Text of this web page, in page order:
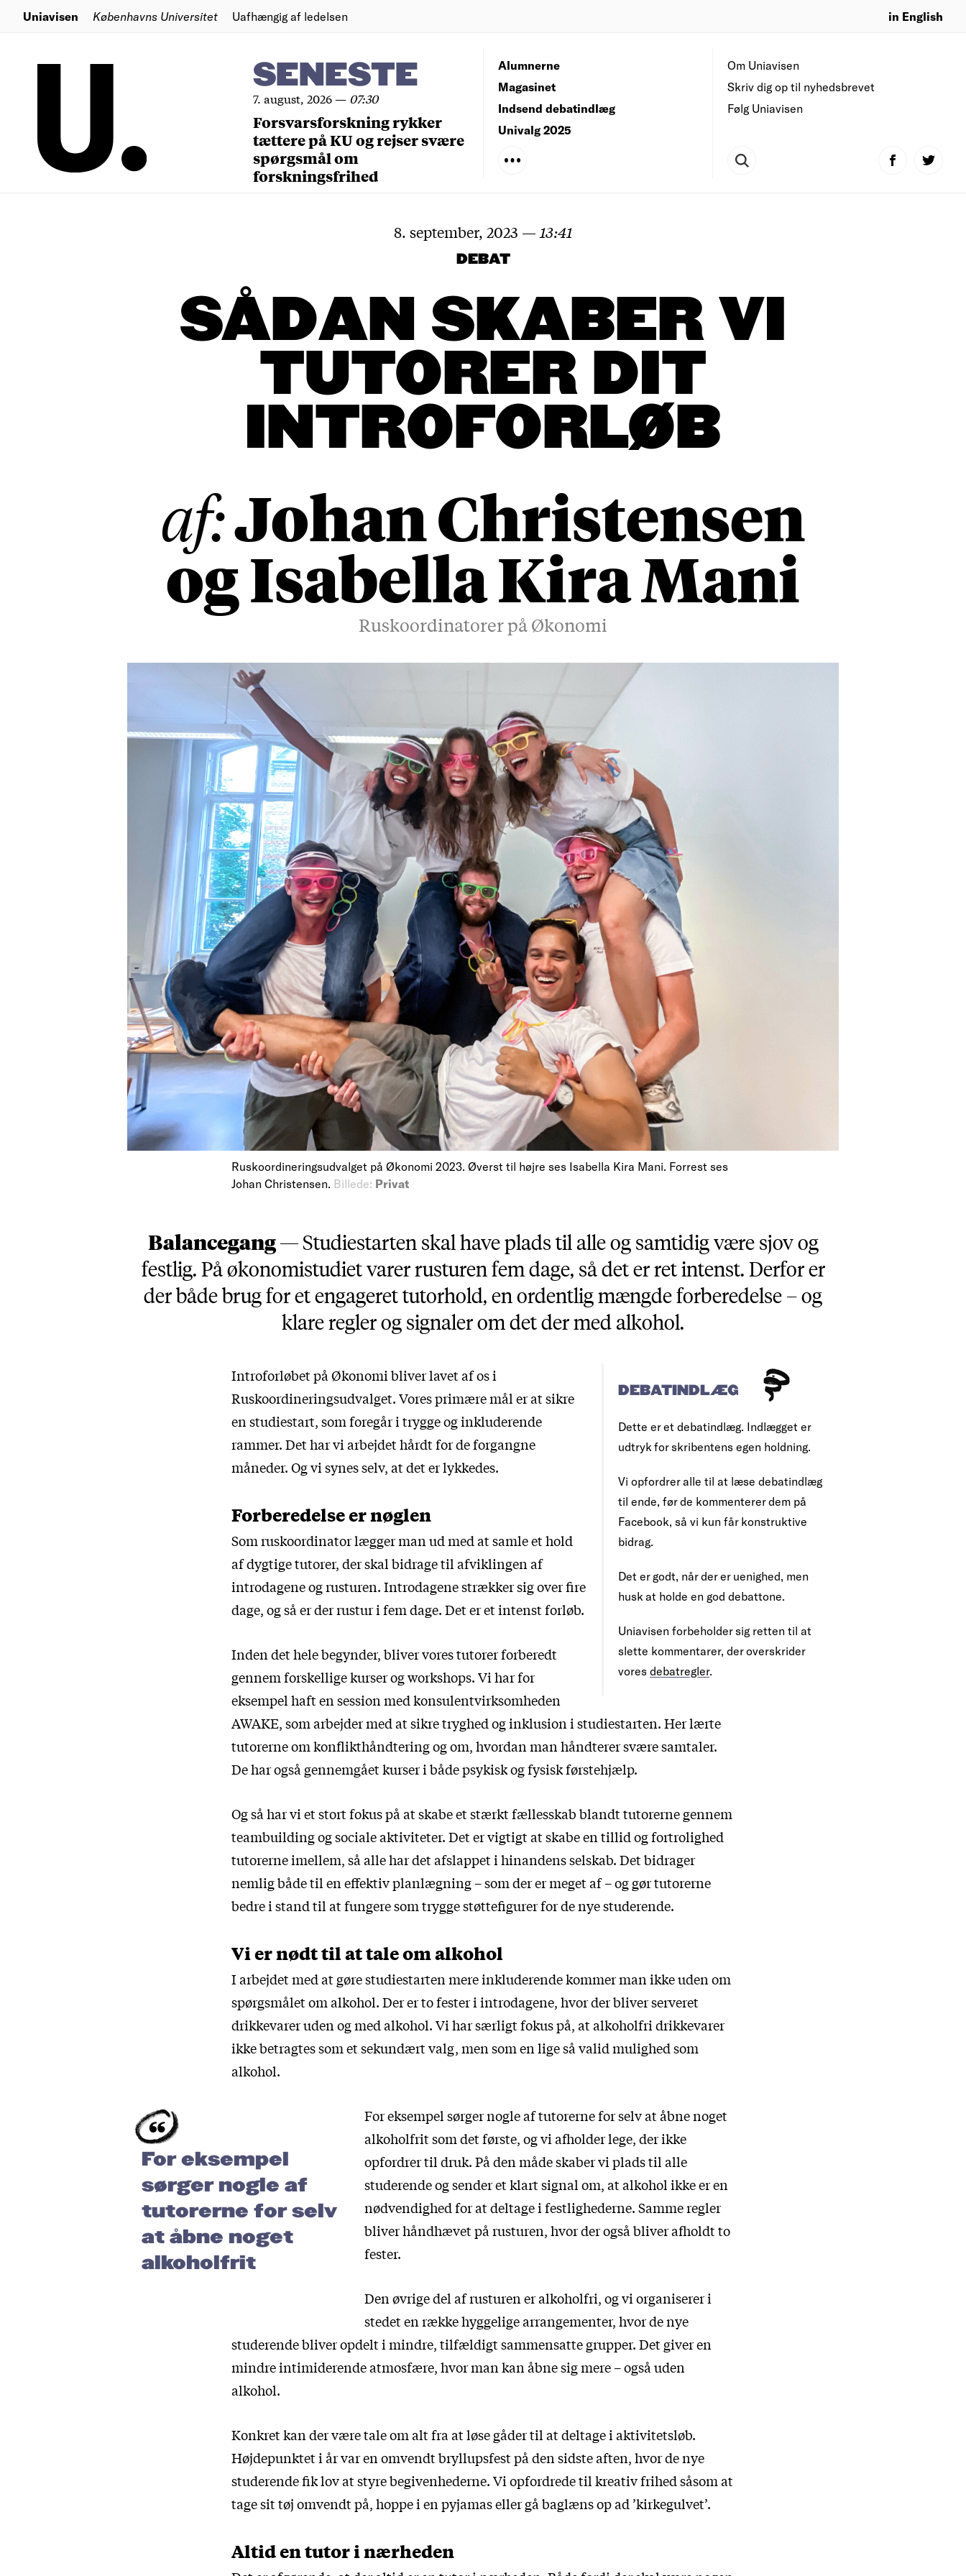
Uniavisen Københavns Universitet Uafhængig af ledelsen in English
SENESTE
7. august, 2026— 07:30
Forsvarsforskning rykker
tættere på KU og rejser svære
spørgsmål om
forskningsfrihed
Om Uniavisen
Skriv dig op til nyhedsbrevet
Følg Uniavisen
Alumnerne
Magasinet
Indsend debatindlæg
Univalg 2025
8. september, 2023 — 13:41
DEBAT
SÅDAN SKABER VI
TUTORER DIT
INTROFORLØB
af:Johan Christensen
og Isabella Kira Mani
Ruskoordinatorer på Økonomi
Ruskoordineringsudvalget på Økonomi 2023. Øverst til højre ses Isabella Kira Mani. Forrest ses
Johan Christensen. Billede: Privat
Balancegang — Studiestarten skal have plads til alle og samtidig være sjov og
festlig. På økonomistudiet varer rusturen fem dage, så det er ret intenst. Derfor er
der både brug for et engageret tutorhold, en ordentlig mængde forberedelse – og
klare regler og signaler om det der med alkohol.
DEBATINDLÆG
Dette er et debatindlæg. Indlægget er
udtryk for skribentens egen holdning.
Vi opfordrer alle til at læse debatindlæg
til ende, før de kommenterer dem på
Facebook, så vi kun får konstruktive
bidrag.
Det er godt, når der er uenighed, men
husk at holde en god debattone.
Uniavisen forbeholder sig retten til at
slette kommentarer, der overskrider
vores debatregler.
Introforløbet på Økonomi bliver lavet af os i
Ruskoordineringsudvalget. Vores primære mål er at sikre
en studiestart, som foregår i trygge og inkluderende
rammer. Det har vi arbejdet hårdt for de forgangne
måneder. Og vi synes selv, at det er lykkedes.
Forberedelse er nøglen
Som ruskoordinator lægger man ud med at samle et hold
af dygtige tutorer, der skal bidrage til afviklingen af
introdagene og rusturen. Introdagene strækker sig over fire
dage, og så er der rustur i fem dage. Det er et intenst forløb.
Inden det hele begynder, bliver vores tutorer forberedt
gennem forskellige kurser og workshops. Vi har for
eksempel haft en session med konsulentvirksomheden
AWAKE, som arbejder med at sikre tryghed og inklusion i studiestarten. Her lærte
tutorerne om konflikthåndtering og om, hvordan man håndterer svære samtaler.
De har også gennemgået kurser i både psykisk og fysisk førstehjælp.
Og så har vi et stort fokus på at skabe et stærkt fællesskab blandt tutorerne gennem
teambuilding og sociale aktiviteter. Det er vigtigt at skabe en tillid og fortrolighed
tutorerne imellem, så alle har det afslappet i hinandens selskab. Det bidrager
nemlig både til en effektiv planlægning – som der er meget af – og gør tutorerne
bedre i stand til at fungere som trygge støttefigurer for de nye studerende.
Vi er nødt til at tale om alkohol
I arbejdet med at gøre studiestarten mere inkluderende kommer man ikke uden om
spørgsmålet om alkohol. Der er to fester i introdagene, hvor der bliver serveret
drikkevarer uden og med alkohol. Vi har særligt fokus på, at alkoholfri drikkevarer
ikke betragtes som et sekundært valg, men som en lige så valid mulighed som
alkohol.
For eksempel
sørger nogle af
tutorerne for selv
at åbne noget
alkoholfrit
For eksempel sørger nogle af tutorerne for selv at åbne noget
alkoholfrit som det første, og vi afholder lege, der ikke
opfordrer til druk. På den måde skaber vi plads til alle
studerende og sender et klart signal om, at alkohol ikke er en
nødvendighed for at deltage i festlighederne. Samme regler
bliver håndhævet på rusturen, hvor der også bliver afholdt to
fester.
Den øvrige del af rusturen er alkoholfri, og vi organiserer i
stedet en række hyggelige arrangementer, hvor de nye
studerende bliver opdelt i mindre, tilfældigt sammensatte grupper. Det giver en
mindre intimiderende atmosfære, hvor man kan åbne sig mere – også uden
alkohol.
Konkret kan der være tale om alt fra at løse gåder til at deltage i aktivitetsløb.
Højdepunktet i år var en omvendt bryllupsfest på den sidste aften, hvor de nye
studerende fik lov at styre begivenhederne. Vi opfordrede til kreativ frihed såsom at
tage sit tøj omvendt på, hoppe i en pyjamas eller gå baglæns op ad ’kirkegulvet’.
Altid en tutor i nærheden